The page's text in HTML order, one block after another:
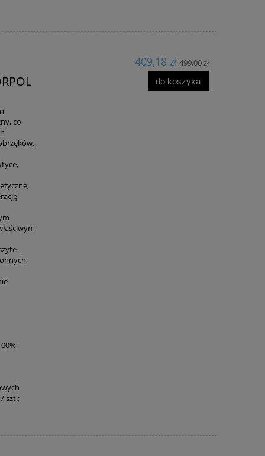
co
szt.;
409,18 zł499,00 zł
do koszyka